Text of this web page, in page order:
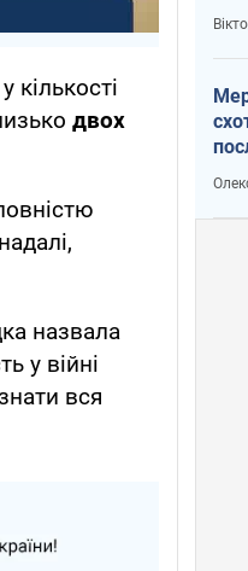
кількості
двох
назвала
у війні
вся